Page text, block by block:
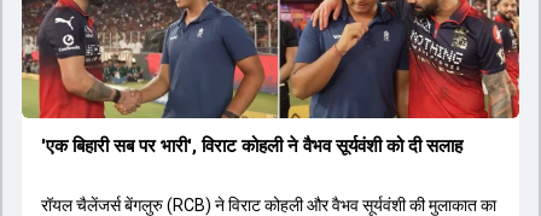
'एक बिहारी सब पर भारी', विराट कोहली ने वैभव सूर्यवंशी को दी सलाह
रॉयल चैलेंजर्स बेंगलुरु (RCB) ने विराट कोहली और वैभव सूर्यवंशी की मुलाकात का